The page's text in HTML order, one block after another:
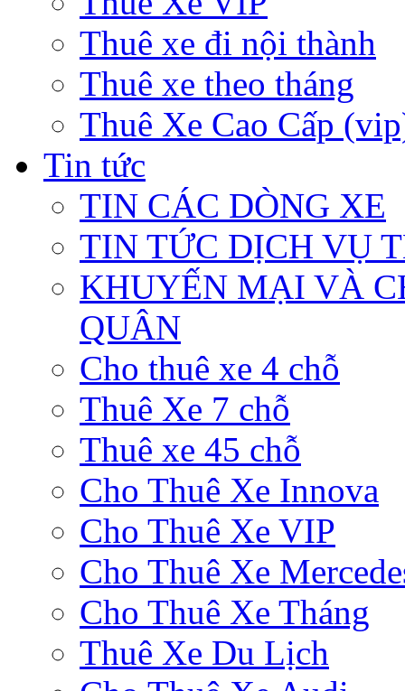
Thuê xe đi nội thành
Thuê xe theo tháng
Thuê Xe Cao Cấp
Tin tức
TIN CÁC DÒNG XE
TIN TỨC DỊCH VỤ
KHUYẾN MẠI VÀ
QUÂN
Cho thuê xe 4 chỗ
Thuê Xe 7 chỗ
Thuê xe 45 chỗ
Cho Thuê Xe Innova
Cho Thuê Xe VIP
Cho Thuê Xe
Cho Thuê Xe Tháng
Thuê Xe Du Lịch